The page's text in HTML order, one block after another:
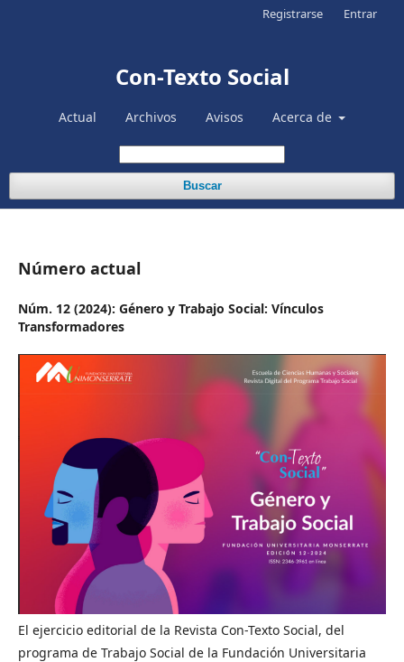
Con-Texto Social
Actual Archivos Avisos Acerca de
Buscar
Registrarse Entrar
Número actual
Núm. 12 (2024): Género y Trabajo Social: Vínculos
Transformadores
El ejercicio editorial de la Revista Con-Texto Social, del
programa de Trabajo Social de la Fundación Universitaria